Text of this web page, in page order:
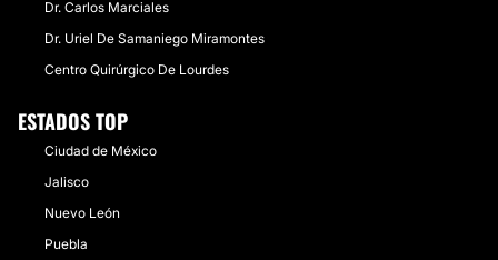
Dr. Carlos Marciales
Dr. Uriel De Samaniego Miramontes
Centro Quirúrgico De Lourdes
ESTADOS TOP
Ciudad de México
Jalisco
Nuevo León
Puebla